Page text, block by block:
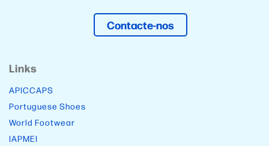
Contacte-nos
Links
APICCAPS
Portuguese Shoes
World Footwear
IAPMEI